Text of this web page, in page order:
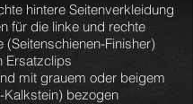
hintere Seitenverkleidung
für die linke und rechte
(Seitenschienen-Finisher)
Ersatzclips
mit grauem oder beigem
Kalkstein) bezogen